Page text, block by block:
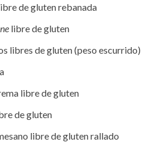
de gluten rebanada
libre de gluten
libres de gluten (peso escurrido)
libre de gluten
de gluten
libre de gluten rallado